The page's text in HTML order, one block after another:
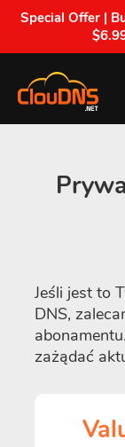
Special Offer |
Jeśli jest to
DNS,
zażądać